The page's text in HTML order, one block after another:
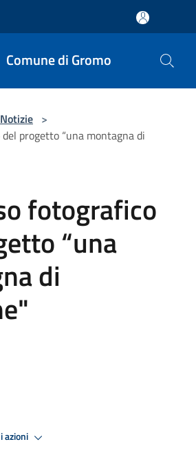
Comune di Gromo
Notizie >
progetto “una montagna di
fotografico
“una
di
azioni